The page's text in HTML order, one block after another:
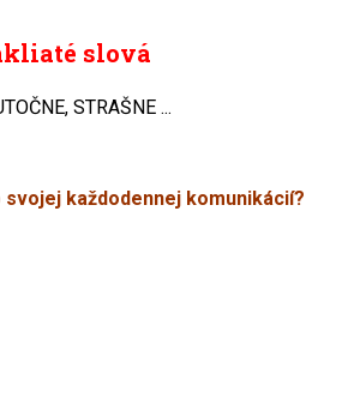
slová
STRAŠNE ...
každodennej komunikácií?